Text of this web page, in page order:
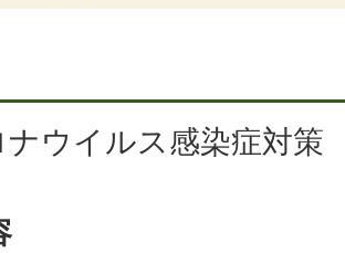
ウイルス感染症対策